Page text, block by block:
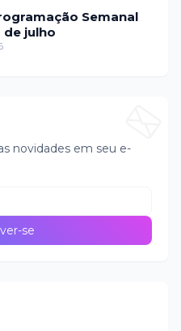
Semanal
de julho
novidades em seu e-